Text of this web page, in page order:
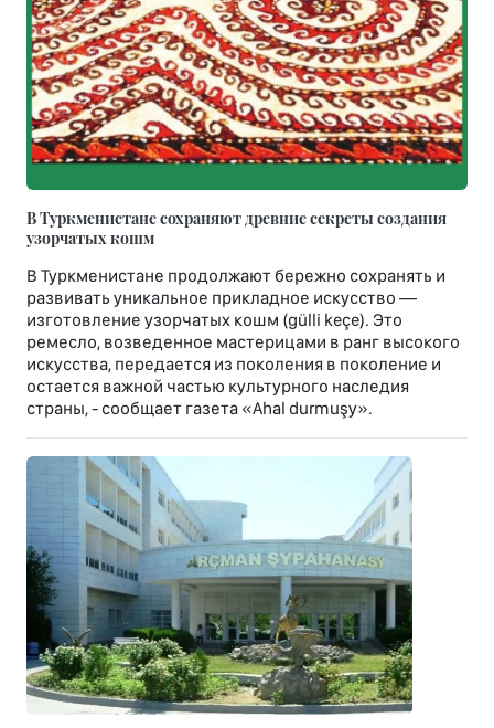
В Туркменистане сохраняют древние секреты создания
узорчатых кошм
В Туркменистане продолжают бережно сохранять и
развивать уникальное прикладное искусство —
изготовление узорчатых кошм (gülli keçe). Это
ремесло, возведенное мастерицами в ранг высокого
искусства, передается из поколения в поколение и
остается важной частью культурного наследия
страны, - сообщает газета «Ahal durmuşy».